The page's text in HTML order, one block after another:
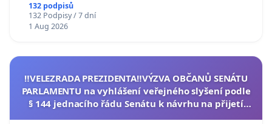
132 podpisů
132 Podpisy / 7 dní
1 Aug 2026
‼️VELEZRADA PREZIDENTA‼️VÝZVA OBČANŮ SENÁTU
PARLAMENTU na vyhlášení veřejného slyšení podle
§ 144 jednacího řádu Senátu k návrhu na přijetí